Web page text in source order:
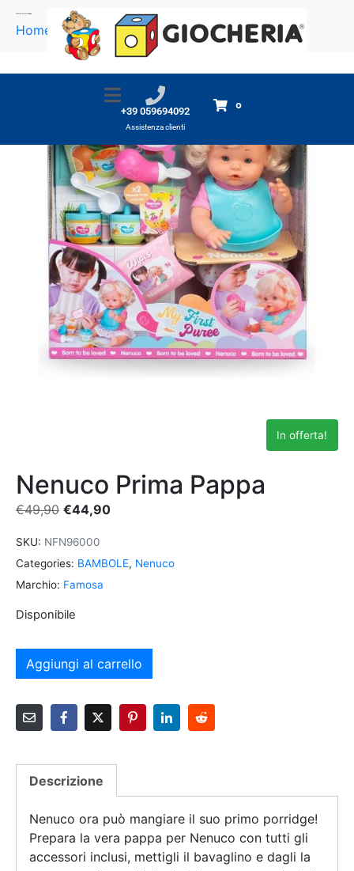
+39 059694092
Assistenza clienti
0
Home Prodotti Nenuco Prima Pappa
In offerta!
Nenuco Prima Pappa
€49,90 €44,90
SKU: NFN96000
Categories: BAMBOLE, Nenuco
Marchio: Famosa
Disponibile
Aggiungi al carrello
Descrizione
Nenuco ora può mangiare il suo primo porridge!
Prepara la vera pappa per Nenuco con tutti gli
accessori inclusi, mettigli il bavaglino e dagli la